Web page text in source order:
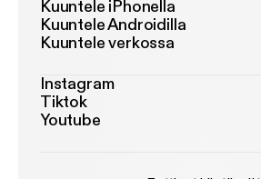
Kuuntele iPhonella
Kuuntele Androidilla
Kuuntele verkossa
Instagram
Tiktok
Youtube